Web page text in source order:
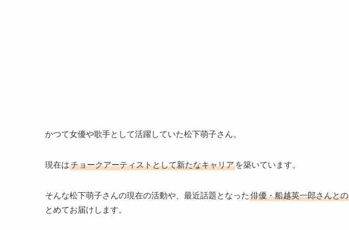
かつて女優や歌手として活躍していた松下萌子さん。
現在はチョークアーティストとして新たなキャリア を築いています。
そんな松下萌子さんの現在の活動や、最近話題となった 俳優・船越英一郎さんとの
とめてお届けします。